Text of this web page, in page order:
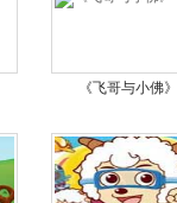
《飞哥与小佛》